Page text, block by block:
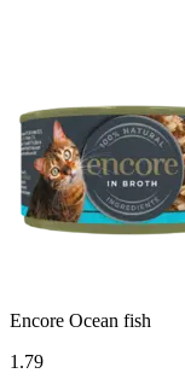
Encore Ocean fish
1.79